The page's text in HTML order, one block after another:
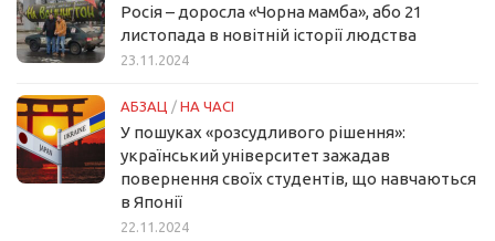
Росія – доросла «Чорна мамба», або 21
листопада в новітній історії людства
23.11.2024
АБЗАЦ / НА ЧАСІ
У пошуках «розсудливого рішення»:
український університет зажадав
повернення своїх студентів, що навчаються
в Японії
22.11.2024